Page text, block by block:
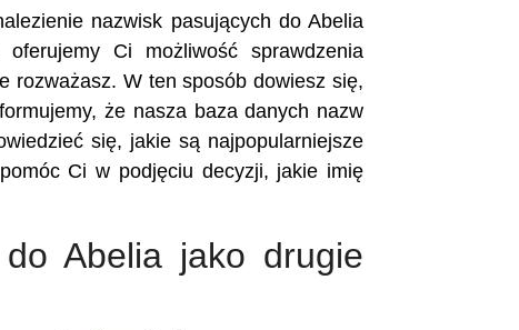
nazwisk pasujących do Abelia
Ci możliwość sprawdzenia
rozważasz. W ten sposób dowiesz się,
że nasza baza danych nazw
się, jakie są najpopularniejsze
Ci w podjęciu decyzji, jakie imię
Abelia jako drugie